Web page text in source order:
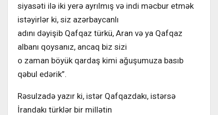
siyasəti ilə iki yerə ayrılmış və indi məcbur etmək
istəyirlər ki, siz azərbaycanlı
adını dəyişib Qafqaz türkü, Aran və ya Qafqaz
albanı qoysanız, ancaq biz sizi
o zaman böyük qardaş kimi ağuşumuza basıb
qəbul edərik”.
Rəsulzadə yazır ki, istər Qafqazdakı, istərsə
İrandakı türklər bir millətin